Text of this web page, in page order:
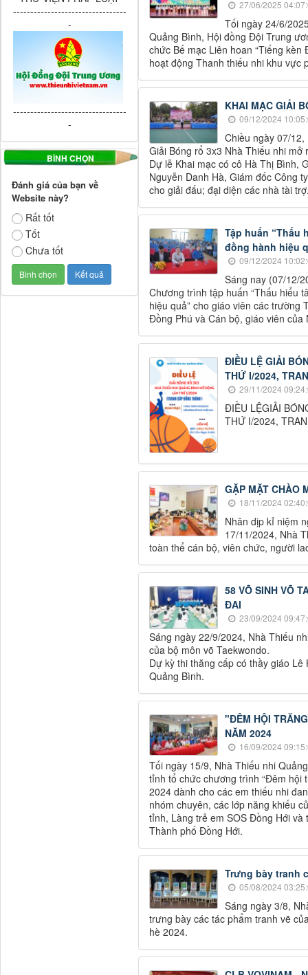
---------------------------------
-
---------------------------------
-
BÌNH CHỌN
Đánh giá của bạn về
Website này?
Rất tốt
Tốt
Chưa tốt
27/06/2025
Tối ngày 24/6/
Quảng Bình, Hội đồng Đội Trung
chức Bế mạc Liên hoan “Tiếng
hoạt động Thanh thiếu nhi khu vực
KHAI MẠC GIẢI
09/12/2024
Chiều ngày 07/
Giải Bóng rổ 3x3 Nhà Thiếu nhi
Dự lễ Khai mạc có cô Hà Thị Bình,
Nguyễn Danh Hà, Giám đốc Công
cho giải đấu; đại diện các nhà tài
Tập huấn “Thấu
đồng hành hiệu
09/12/2024
Sáng nay (07/12/
Chương trình tập huấn “Thấu hiểu
hiệu quả” cho giáo viên các
Đồng Phú và Cán bộ, giáo viên của
ĐIỀU LỆ GIẢI
THỨ I/2024,
29/11/2024
ĐIỀU LỆGIẢI
THỨ I/2024,
GẶP MẶT CHÀO
18/11/2024
Nhân dịp kỉ niệm
17/11/2024, Nhà
toàn thể cán bộ, viên chức, người
58 VÕ SINH VÕ
ĐAI
23/09/2024
Sáng ngày 22/9/2024, Nhà Thiếu
của bộ môn võ Taekwondo.
Dự kỳ thi thăng cấp có thầy giáo
Quảng Bình.
"ĐÊM HỘI
NĂM 2024
16/09/2024
Tối ngày 15/9, Nhà Thiếu nhi
tỉnh tổ chức chương trình “Đêm hội
2024 dành cho các em thiếu nhi
nhóm chuyên, các lớp năng khiếu
tỉnh, Làng trẻ em SOS Đồng Hới
Thành phố Đồng Hới.
Trưng bày tranh
05/08/2024
Sáng ngày 3/8,
trưng bày các tác phẩm tranh vẽ
hè 2024.